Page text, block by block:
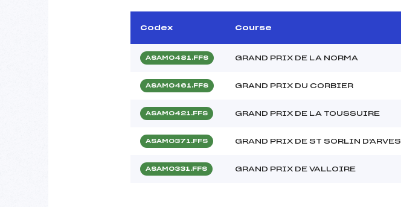
Codex Course
ASAM0481.FFS GRAND PRIX DE LA NORMA
ASAM0461.FFS GRAND PRIX DU CORBIER
ASAM0421.FFS GRAND PRIX DE LA TOUSSUIRE
ASAM0371.FFS GRAND PRIX DE ST SORLIN D'ARVES
ASAM0331.FFS GRAND PRIX DE VALLOIRE